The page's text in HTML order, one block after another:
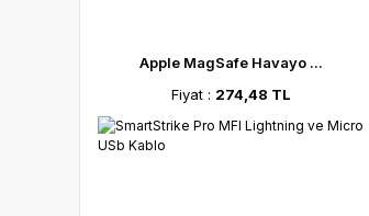
Apple MagSafe Havayo ...
Fiyat : 274,48 TL